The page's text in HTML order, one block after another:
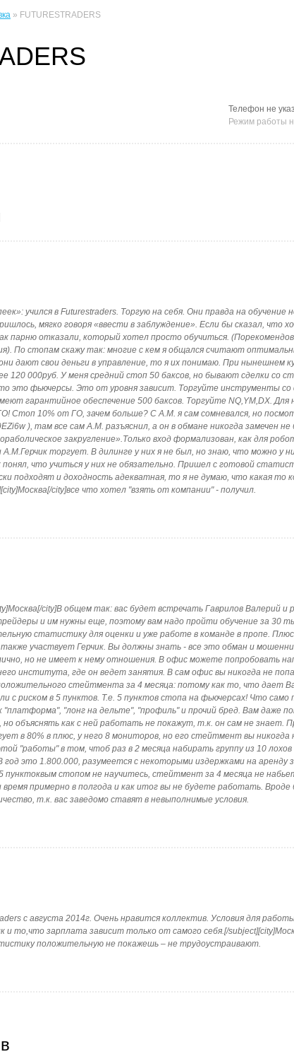
» FUTURESTRADERS
Телефон не
Режим работы
учился в Futurestraders. Торгую на себя. Они правда на обучение
мягко говоря «ввести в заблуждение». Если бы сказал, что
парню отказали, который хотел просто обучиться.
По стопам скажу так: многие с кем я общался считают
дают свои деньги в управление, то я их понимаю. При нынешнем
120 000руб. У меня средний стоп 50 баксов, но бывают сделки со
это фьючерсы. Это от уровня зависит. Торгуйте инструменты
гарантийное обеспечение 500 баксов. Торгуйте NQ,YM,DX. Для
Стоп 10% от ГО, зачем больше? С А.М. я сам сомневался, но
), там все сам А.М. разъяснил, а он в обмане никогда замечен
закругление».Только вход формализован, как для
торгует. В дилинге у них я не был, но знаю, что можно у
что учиться у них не обязательно. Пришел с готовой
подходят и доходность адекватная, то я не думаю, что какая то
city]все что хотел "взять от компании" - получил.
city]В общем так: вас будет встречать Гаврилов Валерий и
и им нужны еще, поэтому вам надо пройти обучение за 30
статистику для оценки и уже работе в команде в пропе.
участвует Герчик. Вы должны знать - все это обман и
но не имеет к нему отношения. В офис можете попробовать
института, где он ведет занятия. В сам офис вы никогда не
стейтмента за 4 месяца: потому как то, что дает
с риском в 5 пунктов. Т.е. 5 пунктов стопа на фьючерсах! Что само
"лонг на дельте", "профиль" и прочий бред. Вам даже
объяснять как с ней работать не покажут, т.к. он сам не знает.
в 80% в плюс, у него 8 мониторов, но его стейтмент вы никогда
"работы" в том, чтоб раз в 2 месяца набирать группу из 10
это 1.800.000, разумеется с некоторыми издержками на аренду
стопом не научитесь, стейтмент за 4 месяца не
примерно в полгода и как итог вы не будете работать. Вроде
т.к. вас заведомо ставят в невыполнимые условия.
с августа 2014г. Очень нравится коллектив. Условия для
и то,что зарплата зависит только от самого себя.[/
положительную не покажешь – не трудоустраивают.